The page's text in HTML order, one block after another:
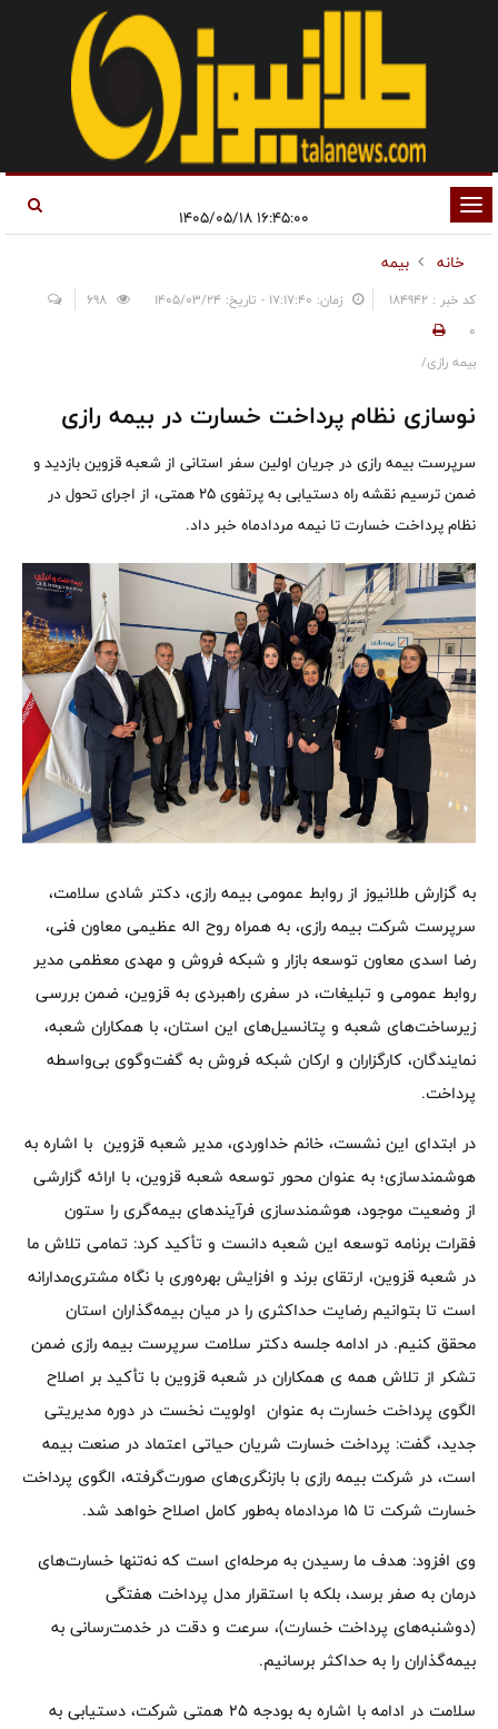
تغییر
وضعیت
ناوبری
خانه
بیمه
کد خبر : 184942 زمان: ۱۷:۱۷:۴۰ - تاریخ: ۱۴۰۵/۰۳/۲۴
0
بیمه رازی/
نوسازی نظام پرداخت خسارت در بیمه رازی
سرپرست بیمه رازی در جریان اولین سفر استانی از شعبه قزوین بازدید و
ضمن ترسیم نقشه راه دستیابی به پرتفوی ۲۵ همتی، از اجرای تحول در
نظام پرداخت خسارت تا نیمه مردادماه خبر داد.
به گزارش طلانیوز از روابط عمومی بیمه رازی، دکتر شادی سلامت،
سرپرست شرکت بیمه رازی، به همراه روح اله عظیمی معاون فنی،
رضا اسدی معاون توسعه بازار و شبکه فروش و مهدی معظمی مدیر
روابط عمومی و تبلیغات، در سفری راهبردی به قزوین، ضمن بررسی
زیرساخت‌های شعبه و پتانسیل‌های این استان، با همکاران شعبه،
نمایندگان، کارگزاران و ارکان شبکه فروش به گفت‌وگوی بی‌واسطه
پرداخت.
در ابتدای این نشست، خانم خداوردی، مدیر شعبه قزوین با اشاره به
هوشمندسازی؛ به عنوان محور توسعه شعبه قزوین، با ارائه گزارشی
از وضعیت موجود، هوشمندسازی فرآیندهای بیمه‌گری را ستون
فقرات برنامه توسعه این شعبه دانست و تأکید کرد: تمامی تلاش ما
در شعبه قزوین، ارتقای برند و افزایش بهره‌وری با نگاه مشتری‌مدارانه
است تا بتوانیم رضایت حداکثری را در میان بیمه‌گذاران استان
محقق کنیم. در ادامه جلسه دکتر سلامت سرپرست بیمه رازی ضمن
تشکر از تلاش همه ی همکاران در شعبه قزوین با تأکید بر اصلاح
الگوی پرداخت خسارت به عنوان اولویت نخست در دوره مدیریتی
جدید، گفت: پرداخت خسارت شریان حیاتی اعتماد در صنعت بیمه
است، در شرکت بیمه رازی با بازنگری‌های صورت‌گرفته، الگوی پرداخت
خسارت شرکت تا ۱۵ مردادماه به‌طور کامل اصلاح خواهد شد.
وی افزود: هدف ما رسیدن به مرحله‌ای است که نه‌تنها خسارت‌های
درمان به صفر برسد، بلکه با استقرار مدل پرداخت هفتگی
(دوشنبه‌های پرداخت خسارت)، سرعت و دقت در خدمت‌رسانی به
بیمه‌گذاران را به حداکثر برسانیم.
سلامت در ادامه با اشاره به بودجه ۲۵ همتی شرکت، دستیابی به